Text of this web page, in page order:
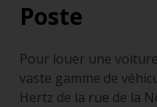
Poste
Pour louer une
vaste gamme de
Hertz de la rue de la